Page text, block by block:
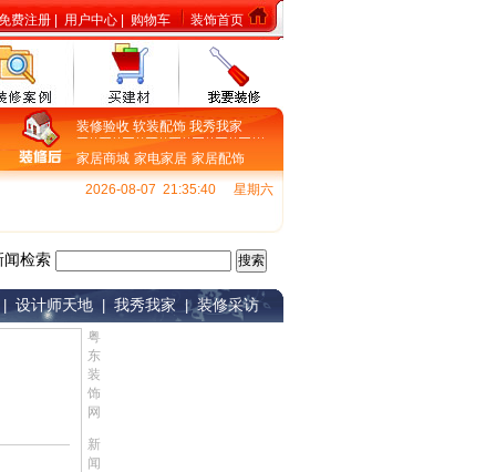
费注册 用户中心 购物车 装饰首页
装修验收 软装配饰 我秀我家
家居商城 家电家居 家居配饰
2026-08-07 21:35:41
星期六
闻检索
设计师天地 我秀我家 | 装修采访
粤
东
装
饰
网
新
闻